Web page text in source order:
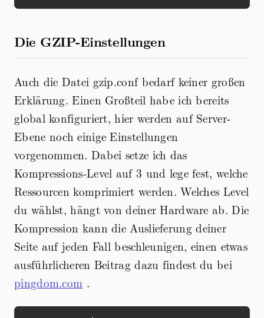
Die GZIP-Einstellungen
Auch die Datei gzip.conf bedarf keiner großen
Erklärung. Einen Großteil habe ich bereits
global konfiguriert, hier werden auf Server-
Ebene noch einige Einstellungen
vorgenommen. Dabei setze ich das
Kompressions-Level auf 3 und lege fest, welche
Ressourcen komprimiert werden. Welches Level
du wählst, hängt von deiner Hardware ab. Die
Kompression kann die Auslieferung deiner
Seite auf jeden Fall beschleunigen, einen etwas
ausführlicheren Beitrag dazu findest du bei
pingdom.com .